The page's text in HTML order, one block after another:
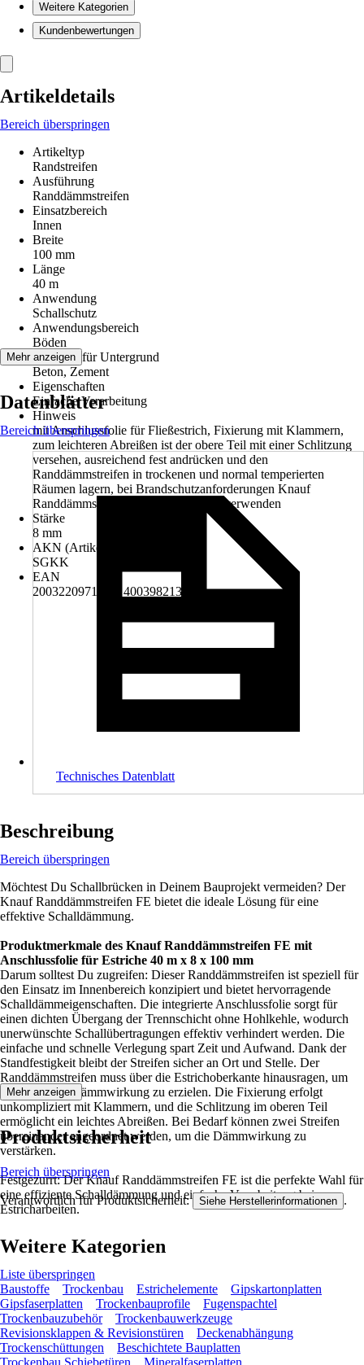
Weitere Kategorien
Kundenbewertungen
Artikeldetails
Bereich überspringen
Artikeltyp
Randstreifen
Ausführung
Randdämmstreifen
Einsatzbereich
Innen
Breite
100 mm
Länge
40 m
Anwendung
Schallschutz
Anwendungsbereich
Böden
Geeignet für Untergrund
Beton, Zement
Eigenschaften
Einfache Verarbeitung
Hinweis
mit Anschlussfolie für Fließestrich, Fixierung mit Klammern,
zum leichteren Abreißen ist der obere Teil mit einer Schlitzung
versehen, ausreichend fest andrücken und den
Randdämmstreifen in trockenen und normal temperierten
Räumen lagern, bei Brandschutzanforderungen Knauf
Randdämmstreifen aus Mineralwolle verwenden
Stärke
8 mm
AKN (Artikelkurznummer)
SGKK
EAN
2003220971004, 4003982131201
Mehr anzeigen
Datenblätter
Bereich überspringen
Technisches Datenblatt
Beschreibung
Bereich überspringen
Möchtest Du Schallbrücken in Deinem Bauprojekt vermeiden? Der
Knauf Randdämmstreifen FE bietet die ideale Lösung für eine
effektive Schalldämmung.
Produktmerkmale des Knauf Randdämmstreifen FE mit
Anschlussfolie für Estriche 40 m x 8 x 100 mm
Darum solltest Du zugreifen: Dieser Randdämmstreifen ist speziell für
den Einsatz im Innenbereich konzipiert und bietet hervorragende
Schalldämmeigenschaften. Die integrierte Anschlussfolie sorgt für
einen dichten Übergang der Trennschicht ohne Hohlkehle, wodurch
unerwünschte Schallübertragungen effektiv verhindert werden. Die
einfache und schnelle Verlegung spart Zeit und Aufwand. Dank der
Standfestigkeit bleibt der Streifen sicher an Ort und Stelle. Der
Randdämmstreifen muss über die Estrichoberkante hinausragen, um
eine optimale Dämmwirkung zu erzielen. Die Fixierung erfolgt
unkompliziert mit Klammern, und die Schlitzung im oberen Teil
ermöglicht ein leichtes Abreißen. Bei Bedarf können zwei Streifen
übereinander angeordnet werden, um die Dämmwirkung zu
verstärken.
Festgezurrt: Der Knauf Randdämmstreifen FE ist die perfekte Wahl für
eine effiziente Schalldämmung und einfache Verarbeitung bei
Estricharbeiten.
Mehr anzeigen
Produktsicherheit
Bereich überspringen
Verantwortlich für Produktsicherheit: Siehe Herstellerinformationen .
Weitere Kategorien
Liste überspringen
Baustoffe
Trockenbau Estrichelemente
Gipskartonplatten
Gipsfaserplatten
Trockenbauprofile
Fugenspachtel
Trockenbauzubehör
Trockenbauwerkzeuge
Revisionsklappen & Revisionstüren
Deckenabhängung
Trockenschüttungen
Beschichtete Bauplatten
Trockenbau Schiebetüren
Mineralfaserplatten